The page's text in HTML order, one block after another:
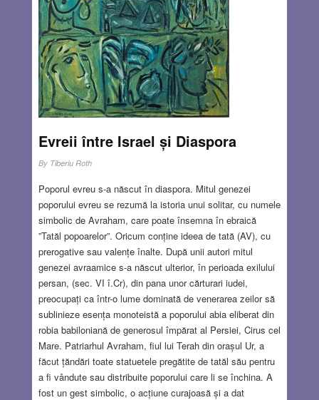
Evreii între Israel și Diaspora
By Tiberiu Roth
Poporul evreu s-a născut în diaspora. Mitul genezei
poporului evreu se rezumă la istoria unui solitar, cu numele
simbolic de Avraham, care poate însemna în ebraică
”Tatăl popoarelor”. Oricum conține ideea de tată (AV), cu
prerogative sau valențe înalte. După unii autori mitul
genezei avraamice s-a născut ulterior, în perioada exilului
persan, (sec. VI î.Cr), din pana unor cărturari iudei,
preocupați ca într-o lume dominată de venerarea zeilor să
sublinieze esența monoteistă a poporului abia eliberat din
robia babiloniană de generosul împărat al Persiei, Cirus cel
Mare. Patriarhul Avraham, fiul lui Terah din orașul Ur, a
făcut țăndări toate statuetele pregătite de tatăl său pentru
a fi vândute sau distribuite poporului care li se închina. A
fost un gest simbolic, o acțiune curajoasă și a dat